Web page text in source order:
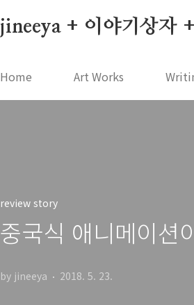
jineeya + 이야기상자
Home Art Works
review story
중국식 애니메이션
by jineeya 2018. 5. 23.